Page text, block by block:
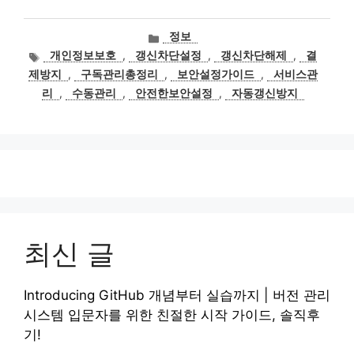
카
테
고
리
정보
태
그
개인정보보호 , 갱신차단설정 , 갱신차단해제 ,
결
제방지
, 구독관리총정리 , 보안설정가이드 ,
서비스관
리
, 수동관리 , 안전한보안설정 , 자동갱신방지
최신 글
Introducing GitHub 개념부터 실습까지 | 버전 관리
시스템 입문자를 위한 친절한 시작 가이드, 솔직후
기!